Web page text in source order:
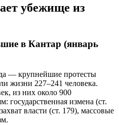
убежище из
в Кантар (январь
— крупнейшие протесты
жизни 227–241 человека.
из них около 900
государственная измена (ст.
власти (ст. 179), массовые